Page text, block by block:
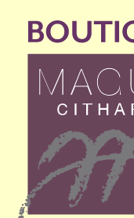
Aller
navigation
Aller
contenu